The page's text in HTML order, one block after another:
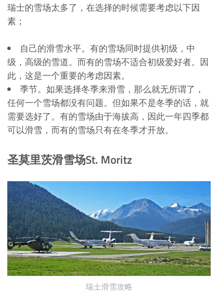
瑞士的雪场太多了，在选择的时候需要考虑以下因
素；
自己的滑雪水平。有的雪场同时提供初级，中
级，高级的雪道。而有的雪场不适合初级爱好者。因
此，这是一个重要的考虑因素。
季节。如果选择冬季来滑雪，那么就无所谓了，
任何一个雪场都没有问题。但如果不是冬季的话，就
需要选好了。有的雪场由于海拔高，因此一年四季都
可以滑雪，而有的雪场只有在冬季才开放。
圣莫里茨滑雪场St. Moritz
瑞士滑雪攻略